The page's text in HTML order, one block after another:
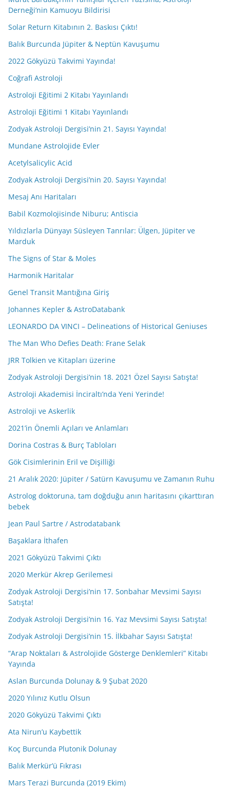
Derneği’nin Kamuoyu Bildirisi
Solar Return Kitabının 2. Baskısı Çıktı!
Balık Burcunda Jüpiter & Neptün Kavuşumu
2022 Gökyüzü Takvimi Yayında!
Coğrafi Astroloji
Astroloji Eğitimi 2 Kitabı Yayınlandı
Astroloji Eğitimi 1 Kitabı Yayınlandı
Zodyak Astroloji Dergisi’nin 21. Sayısı Yayında!
Mundane Astrolojide Evler
Acetylsalicylic Acid
Zodyak Astroloji Dergisi’nin 20. Sayısı Yayında!
Mesaj Anı Haritaları
Babil Kozmolojisinde Niburu; Antiscia
Yıldızlarla Dünyayı Süsleyen Tanrılar: Ülgen, Jüpiter ve
Marduk
The Signs of Star & Moles
Harmonik Haritalar
Genel Transit Mantığına Giriş
Johannes Kepler & AstroDatabank
LEONARDO DA VINCI – Delineations of Historical Geniuses
The Man Who Defies Death: Frane Selak
JRR Tolkien ve Kitapları üzerine
Zodyak Astroloji Dergisi’nin 18. 2021 Özel Sayısı Satışta!
Astroloji Akademisi İnciraltı’nda Yeni Yerinde!
Astroloji ve Askerlik
2021’in Önemli Açıları ve Anlamları
Dorina Costras & Burç Tabloları
Gök Cisimlerinin Eril ve Dişilliği
21 Aralık 2020: Jüpiter / Satürn Kavuşumu ve Zamanın Ruhu
Astrolog doktoruna, tam doğduğu anın haritasını çıkarttıran
bebek
Jean Paul Sartre / Astrodatabank
Başaklara İthafen
2021 Gökyüzü Takvimi Çıktı
2020 Merkür Akrep Gerilemesi
Zodyak Astroloji Dergisi’nin 17. Sonbahar Mevsimi Sayısı
Satışta!
Zodyak Astroloji Dergisi’nin 16. Yaz Mevsimi Sayısı Satışta!
Zodyak Astroloji Dergisi’nin 15. İlkbahar Sayısı Satışta!
“Arap Noktaları & Astrolojide Gösterge Denklemleri” Kitabı
Yayında
Aslan Burcunda Dolunay & 9 Şubat 2020
2020 Yılınız Kutlu Olsun
2020 Gökyüzü Takvimi Çıktı
Ata Nirun’u Kaybettik
Koç Burcunda Plutonik Dolunay
Balık Merkür’ü Fıkrası
Mars Terazi Burcunda (2019 Ekim)